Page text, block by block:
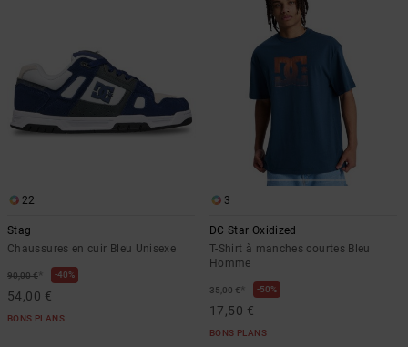
22
Stag
Chaussures en cuir Bleu Unisexe
90,00 €* 40%
54,00 €
BONS PLANS
3
DC Star Oxidized
T-Shirt à manches courtes Bleu
Homme
35,00 €* 50%
17,50 €
BONS PLANS